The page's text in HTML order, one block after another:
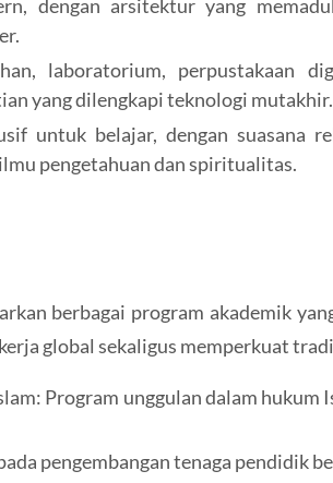
dengan arsitektur yang
laboratorium, perpustakaan
yang dilengkapi teknologi mutakhir.
untuk belajar, dengan suasana
pengetahuan dan spiritualitas.
berbagai program akademik
global sekaligus memperkuat
Program unggulan dalam hukum
pengembangan tenaga pendidik